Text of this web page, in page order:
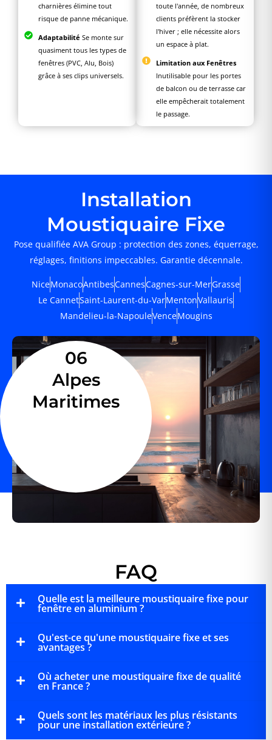
charnières élimine tout
risque de panne mécanique.
Adaptabilité Se monte sur
quasiment tous les types de
fenêtres (PVC, Alu, Bois)
grâce à ses clips universels.
toute l'année, de nombreux
clients préfèrent la stocker
l'hiver ; elle nécessite alors
un espace à plat.
Limitation aux Fenêtres
Inutilisable pour les portes
de balcon ou de terrasse car
elle empêcherait totalement
le passage.
Installation
Moustiquaire Fixe
Pose qualifiée AVA Group : protection des zones, équerrage,
réglages, finitions impeccables. Garantie décennale.
NiceMonacoAntibesCannesCagnes-sur-MerGrasse
Le CannetSaint-Laurent-du-VarMentonVallauris
Mandelieu-la-NapouleVenceMougins
06
Alpes
Maritimes
FAQ
Quelle est la meilleure moustiquaire fixe pour
fenêtre en aluminium ?
Qu'est-ce qu'une moustiquaire fixe et ses
avantages ?
Où acheter une moustiquaire fixe de qualité
en France ?
Quels sont les matériaux les plus résistants
pour une installation extérieure ?